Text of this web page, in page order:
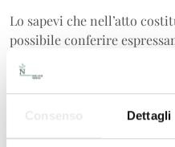
Dettagli
Lo sapevi che nell’atto
possibile conferire
Il mandato consente alla
qualità di rappresentante